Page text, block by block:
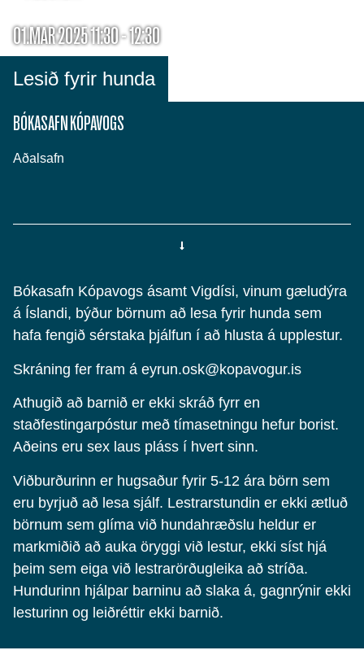
01.MAR 2025 11:30 - 12:30
Lesið fyrir hunda
BÓKASAFN KÓPAVOGS
Aðalsafn
Bókasafn Kópavogs ásamt Vigdísi, vinum gæludýra
á Íslandi, býður börnum að lesa fyrir hunda sem
hafa fengið sérstaka þjálfun í að hlusta á upplestur.
Skráning fer fram á eyrun.osk@kopavogur.is
Athugið að barnið er ekki skráð fyrr en
staðfestingarpóstur með tímasetningu hefur borist.
Aðeins eru sex laus pláss í hvert sinn.
Viðburðurinn er hugsaður fyrir 5-12 ára börn sem
eru byrjuð að lesa sjálf. Lestrarstundin er ekki ætluð
börnum sem glíma við hundahræðslu heldur er
markmiðið að auka öryggi við lestur, ekki síst hjá
þeim sem eiga við lestrarörðugleika að stríða.
Hundurinn hjálpar barninu að slaka á, gagnrýnir ekki
lesturinn og leiðréttir ekki barnið.